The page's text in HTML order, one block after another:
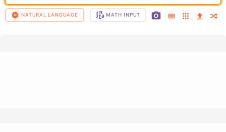
NATURAL LANGUAGE MATH INPUT